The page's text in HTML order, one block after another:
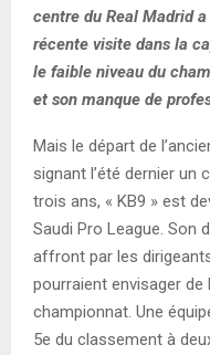
centre du Real Madrid
récente visite dans la
le faible niveau du
et son manque de
Mais le départ de
signant l’été dernier un
trois ans, « KB9 » est
Saudi Pro League. Son
affront par les
pourraient envisager de
championnat. Une
5e du classement à